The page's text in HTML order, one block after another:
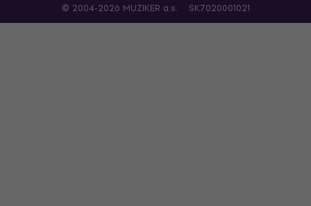
© 2004-2026 MUZIKER a.s. SK7020001021